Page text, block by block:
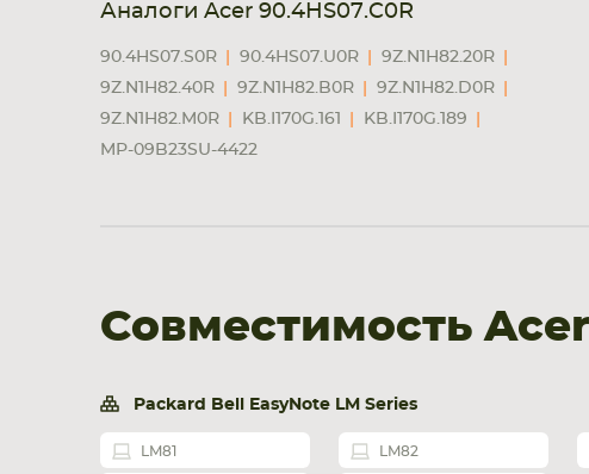
Аналоги Acer 90.4HS07.C0R
90.4HS07.S0R 90.4HS07.U0R
9Z.N1H82.20R
9Z.N1H82.40R
9Z.N1H82.B0R
9Z.N1H82.D0R
9Z.N1H82.M0R
KB.I170G.161
KB.I170G.189
MP-09B23SU-4422
Совместимость
Packard Bell EasyNote LM Series
LM81 LM82